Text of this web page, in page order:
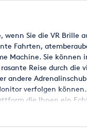
wenn Sie die VR
Fahrten,
Machine. Sie können
Reise durch die
andere
verfolgen
die Ihnen ein
Sie den 5d